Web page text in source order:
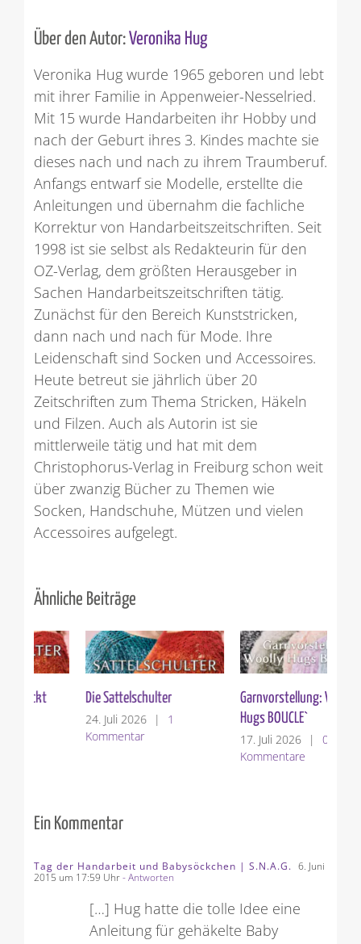
Über den Autor:Veronika Hug
Veronika Hug wurde 1965 geboren und lebt
mit ihrer Familie in Appenweier-Nesselried.
Mit 15 wurde Handarbeiten ihr Hobby und
nach der Geburt ihres 3. Kindes machte sie
dieses nach und nach zu ihrem Traumberuf.
Anfangs entwarf sie Modelle, erstellte die
Anleitungen und übernahm die fachliche
Korrektur von Handarbeitszeitschriften. Seit
1998 ist sie selbst als Redakteurin für den
OZ-Verlag, dem größten Herausgeber in
Sachen Handarbeitszeitschriften tätig.
Zunächst für den Bereich Kunststricken,
dann nach und nach für Mode. Ihre
Leidenschaft sind Socken und Accessoires.
Heute betreut sie jährlich über 20
Zeitschriften zum Thema Stricken, Häkeln
und Filzen. Auch als Autorin ist sie
mittlerweile tätig und hat mit dem
Christophorus-Verlag in Freiburg schon weit
über zwanzig Bücher zu Themen wie
Socken, Handschuhe, Mützen und vielen
Accessoires aufgelegt.
Ähnliche Beiträge
Die Sattelschulter
24. Juli 2026
| 1
Kommentar
Garnvorstellung: Woolly
Hugs BOUCLE`
17. Juli 2026
| 0
Kommentare
Ein Kommentar
Tag der Handarbeit und Babysöckchen | S.N.A.G. 6. Juni
2015 um 17:59 Uhr- Antworten
[…] Hug hatte die tolle Idee eine
Anleitung für gehäkelte Baby